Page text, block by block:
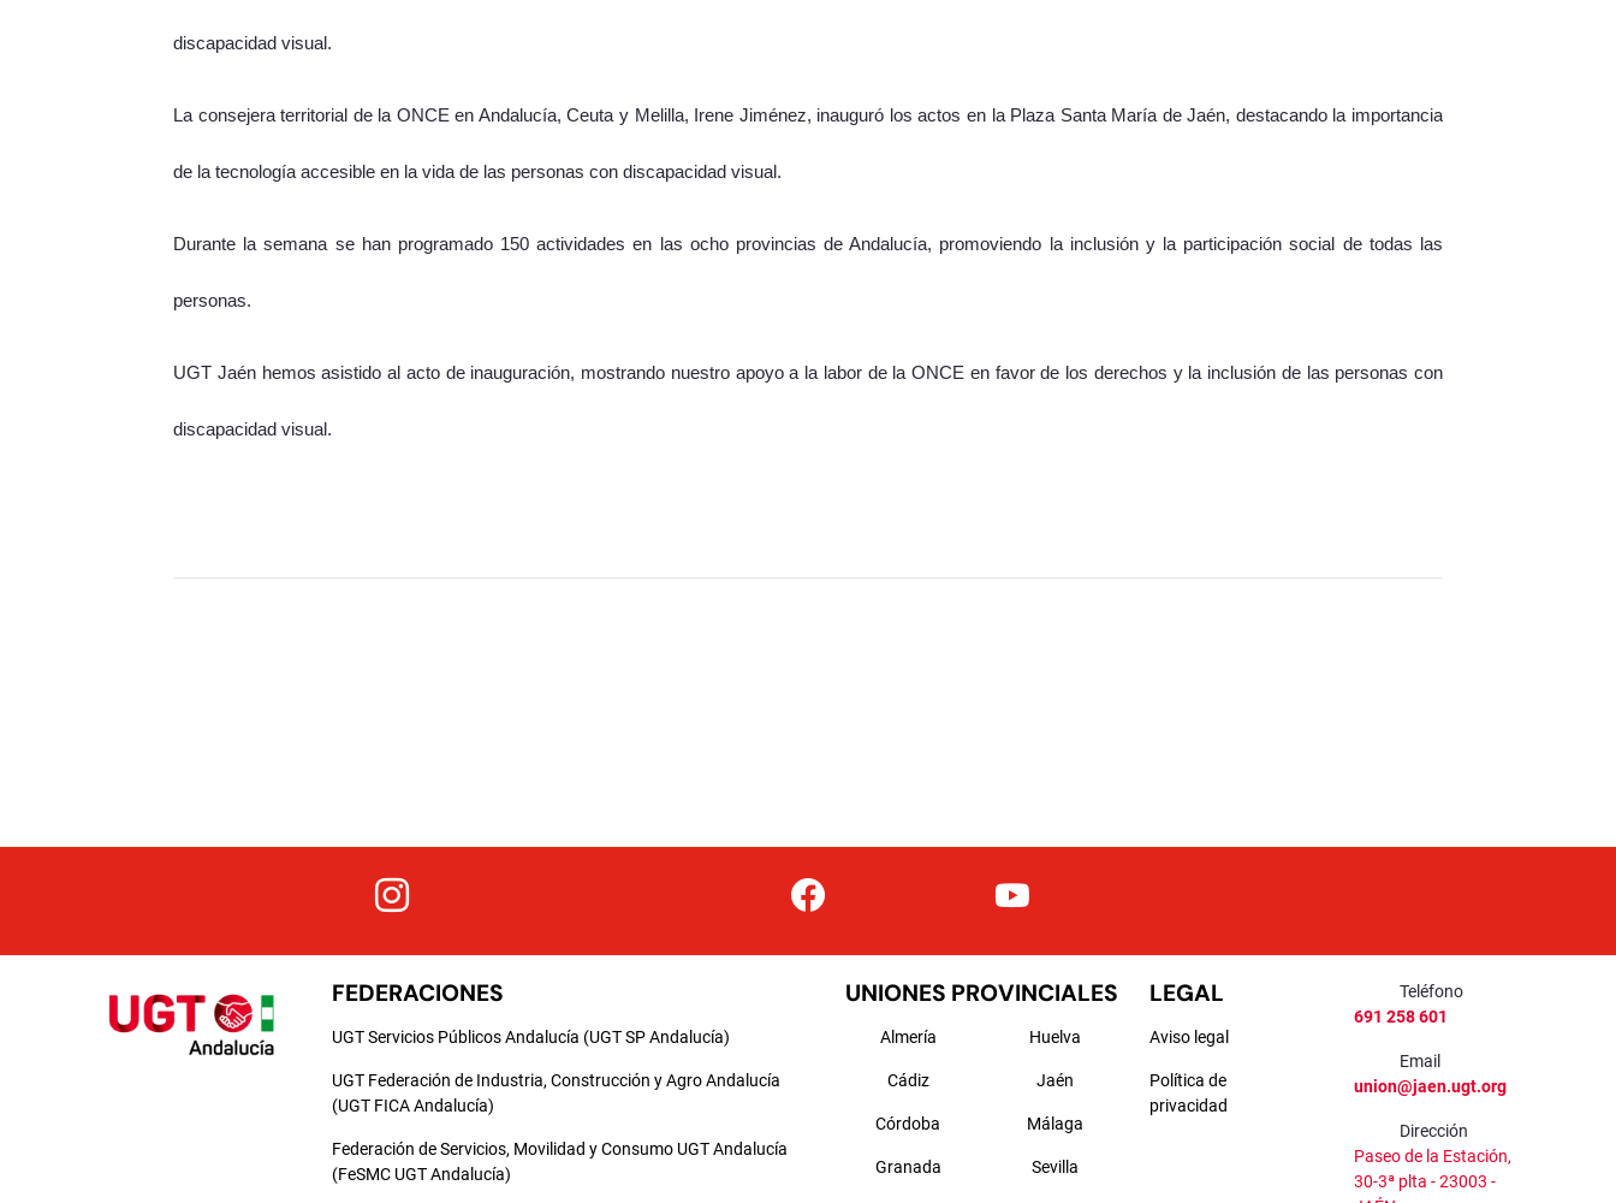
discapacidad visual.
La consejera territorial de la ONCE en Andalucía, Ceuta y Melilla, Irene Jiménez, inauguró los actos en la Plaza Santa María de Jaén, destacando la importancia
de la tecnología accesible en la vida de las personas con discapacidad visual.
Durante la semana se han programado 150 actividades en las ocho provincias de Andalucía, promoviendo la inclusión y la participación social de todas las
personas.
UGT Jaén hemos asistido al acto de inauguración, mostrando nuestro apoyo a la labor de la ONCE en favor de los derechos y la inclusión de las personas con
discapacidad visual.
FEDERACIONES
UGT Servicios Públicos Andalucía (UGT SP Andalucía)
UGT Federación de Industria, Construcción y Agro Andalucía
(UGT FICA Andalucía)
Federación de Servicios, Movilidad y Consumo UGT Andalucía
(FeSMC UGT Andalucía)
UNIONES PROVINCIALES
Almería
Cádiz
Córdoba
Granada
Huelva
Jaén
Málaga
Sevilla
LEGAL
Aviso legal
Política de
privacidad
Teléfono
691 258 601
Email
union@jaen.ugt.org
Dirección
Paseo de la Estación,
30-3ª plta - 23003 -